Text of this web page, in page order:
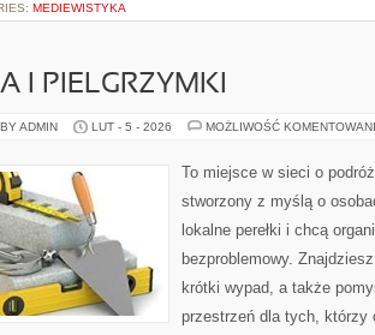
MEDIEWISTYKA
I PIELGRZYMKI
ADMIN LUT - 5 - 2026 MOŻLIWOŚĆ
To miejsce w sieci o
stworzony z myślą o
lokalne perełki i chcą
bezproblemowy.
krótki wypad, a także
przestrzeń dla tych, którzy